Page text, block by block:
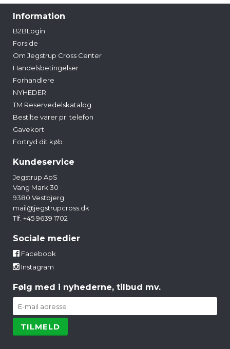
Information
B2BLogin
Forside
Om Jegstrup Cross Center
Handelsbetingelser
Forhandlere
NYHEDER
TM Reservedelskatalog
Bestilte varer pr. telefon
Gavekort
Fortryd dit køb
Kundeservice
Jegstrup ApS
Vang Mark 30
9380 Vestbjerg
mail@jegstrupcross.dk
Tlf. +45 9639 1702
Sociale medier
Facebook
Instagram
Følg med i nyhederne, tilbud mv.